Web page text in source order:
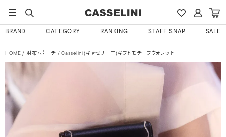
BRAND CATEGORY RANKING STAFF SNAP SALE
HOME 財布・ポーチ Casselini(キャセリーニ)ギフトモチーフウォレット